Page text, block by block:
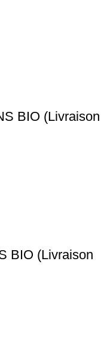
BIO (Livraison
BIO (Livraison